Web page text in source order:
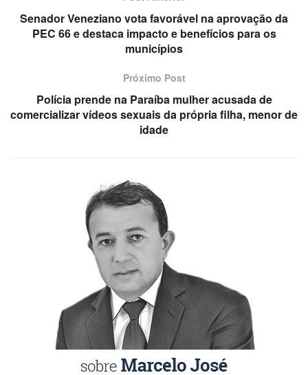
Senador Veneziano vota favorável na aprovação da
PEC 66 e destaca impacto e benefícios para os
municípios
Próximo Post
Polícia prende na Paraíba mulher acusada de
comercializar vídeos sexuais da própria filha, menor de
idade